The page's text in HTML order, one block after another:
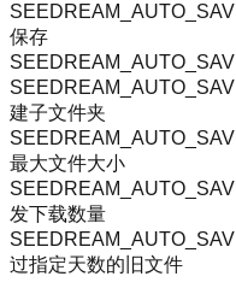
保存
建子文件夹
最大文件大小
发下载数量
过指定天数的旧文件